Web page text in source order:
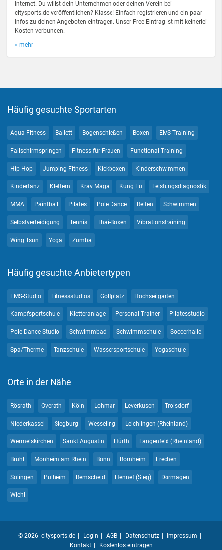
Internet. Du willst dein Unternehmen oder deinen Verein bei
citysports.de veröffentlichen? Klasse! Einfach registrieren und ein paar
Infos zu deinen Angeboten eintragen. Unser Free-Eintrag ist mit keinerlei
Kosten verbunden.
» mehr
Häufig gesuchte Sportarten
Aqua-Fitness Ballett Bogenschießen Boxen EMS-Training
Fallschirmspringen Fitness für Frauen Functional Training
Hip Hop Jumping Fitness Kickboxen Kinderschwimmen
Kindertanz Klettern Krav Maga Kung Fu Leistungsdiagnostik
MMA Paintball Pilates Pole Dance Reiten Schwimmen
Selbstverteidigung Tennis Thai-Boxen Vibrationstraining
Wing Tsun Yoga Zumba
Häufig gesuchte Anbietertypen
EMS-Studio Fitnessstudios Golfplatz Hochseilgarten
Kampfsportschule Kletteranlage Personal Trainer Pilatesstudio
Pole Dance-Studio Schwimmbad Schwimmschule Soccerhalle
Spa/Therme Tanzschule Wassersportschule Yogaschule
Orte in der Nähe
Rösrath Overath Köln Lohmar Leverkusen Troisdorf
Niederkassel Siegburg Wesseling Leichlingen (Rheinland)
Wermelskirchen Sankt Augustin Hürth Langenfeld (Rheinland)
Brühl Monheim am Rhein Bonn Bornheim Frechen
Solingen Pulheim Remscheid Hennef (Sieg) Dormagen
Wiehl
© 2026 citysports.de Login AGB Datenschutz
Impressum
Kontakt
Kostenlos eintragen